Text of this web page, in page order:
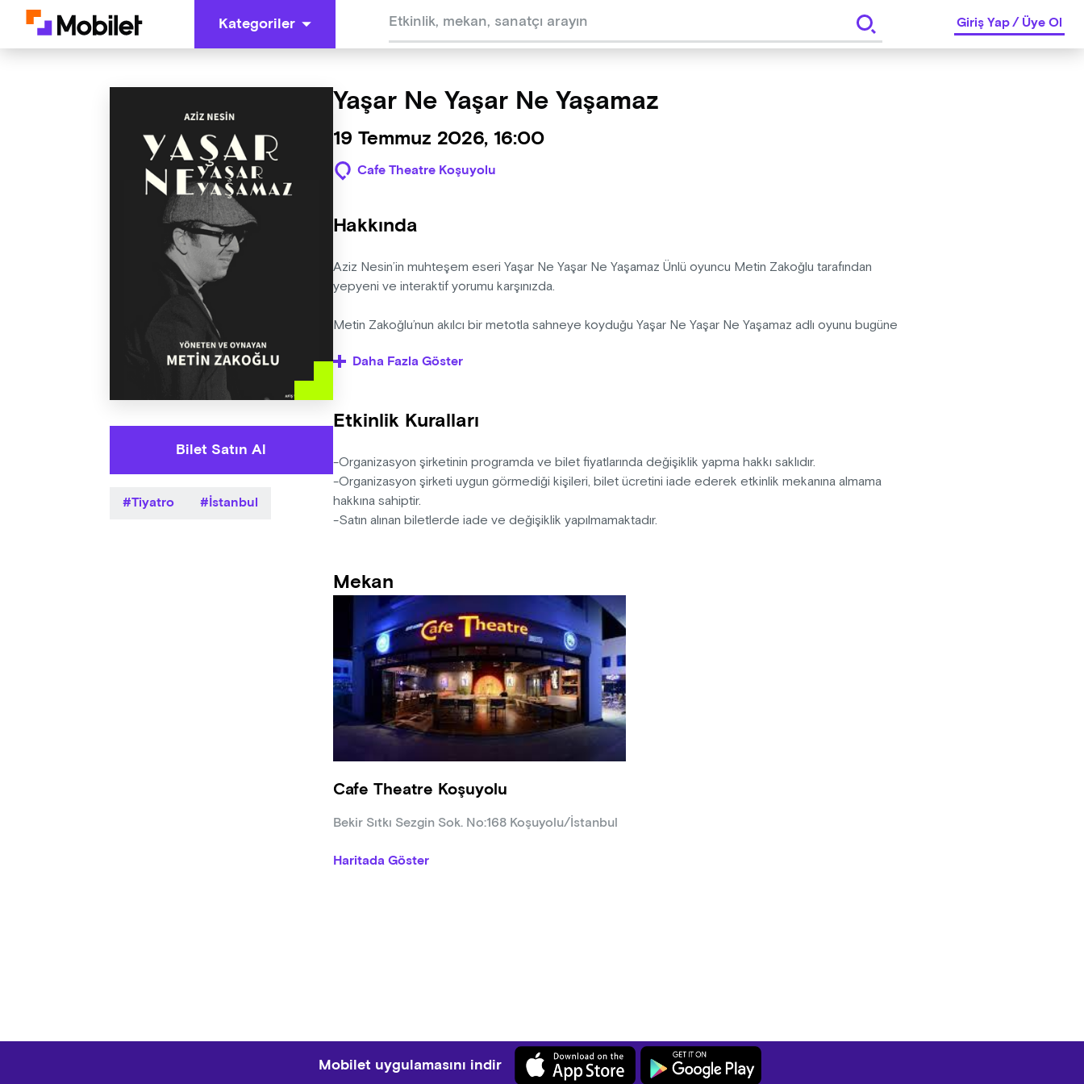
Kategoriler Giriş Yap/Üye Ol
Bilet Satın Al
Tiyatro İstanbul
Yaşar Ne Yaşar Ne Yaşamaz
19 Temmuz 2026, 16:00
Cafe Theatre Koşuyolu
Hakkında
Aziz Nesin’in muhteşem eseri Yaşar Ne Yaşar Ne Yaşamaz Ünlü oyuncu Metin Zakoğlu tarafından
yepyeni ve interaktif yorumu karşınızda.
Metin Zakoğlu’nun akılcı bir metotla sahneye koyduğu Yaşar Ne Yaşar Ne Yaşamaz adlı oyunu bugüne
oyuncu mu, oyuncular oyuncu mu, mahkum mu yoksa kendileri mi gelin bunu hep beraber izleyerek
Yazan: Aziz Nesin
Müzik: Şükrü Toprak
Dekor-Kostüm: Tuğba Zakoğlu
Işık-Müzik: İrem Özer
Daha Fazla Göster
Etkinlik Kuralları
-Organizasyon şirketinin programda ve bilet fiyatlarında değişiklik yapma hakkı saklıdır.
-Organizasyon şirketi uygun görmediği kişileri, bilet ücretini iade ederek etkinlik mekanına almama
hakkına sahiptir.
-Satın alınan biletlerde iade ve değişiklik yapılmamaktadır.
Mekan
Cafe Theatre Koşuyolu
Bekir Sıtkı Sezgin Sok. No:168 Koşuyolu/İstanbul
Haritada Göster
Mobilet uygulamasını indir